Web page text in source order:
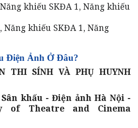
khiếu SKĐA 1, Năng khiếu
Năng khiếu SKĐA 1, Năng
Điện Ảnh Ở Đâu?
THI SÍNH VÀ PHỤ HUYNH
khấu - Điện ảnh Hà Nội -
of Theatre and Cinema